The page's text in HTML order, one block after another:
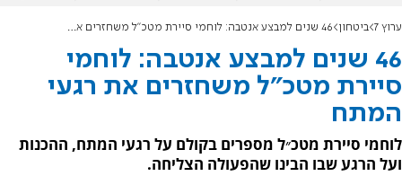
ערוץ 7 ביטחון 46 שנים למבצע אנטבה: לוחמי סיירת מטכ"ל משחזרים את רגעי המתח
46 שנים למבצע אנטבה: לוחמי
סיירת מטכ"ל משחזרים את רגעי
המתח
לוחמי סיירת מטכ״ל מספרים בקולם על רגעי המתח, ההכנות
ועל הרגע שבו הבינו שהפעולה הצליחה.